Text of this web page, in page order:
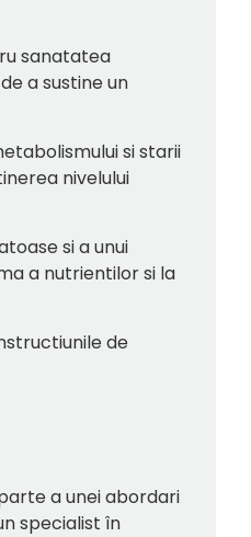
sanatatea
a sustine un
si starii
nivelului
si a unui
a nutrientilor si la
de
a unei abordari
specialist în